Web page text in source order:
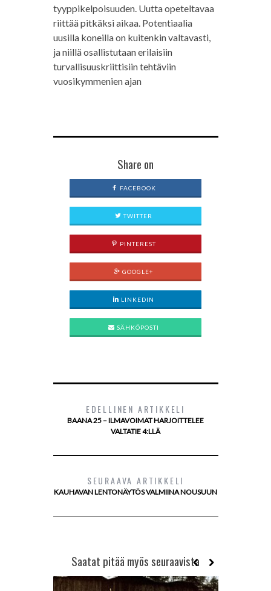
tyyppikelpoisuuden. Uutta opeteltavaa
riittää pitkäksi aikaa. Potentiaalia
uusilla koneilla on kuitenkin valtavasti,
ja niillä osallistutaan erilaisiin
turvallisuuskriittisiin tehtäviin
vuosikymmenien ajan
Share on
FACEBOOK
TWITTER
PINTEREST
GOOGLE+
LINKEDIN
SÄHKÖPOSTI
EDELLINEN ARTIKKELI
BAANA 25 – ILMAVOIMAT HARJOITTELEE
VALTATIE 4:LLÄ
SEURAAVA ARTIKKELI
KAUHAVAN LENTONÄYTÖS VALMIINA NOUSUUN
Saatat pitää myös seuraavista